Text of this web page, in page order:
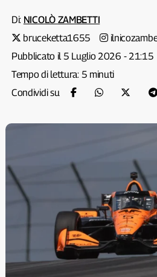
Di: NICOLÒ ZAMBETTI
bruceketta1655
Pubblicato il 5 Luglio 2026 - 21:15
Tempo di lettura: 5 minuti
Condividi su